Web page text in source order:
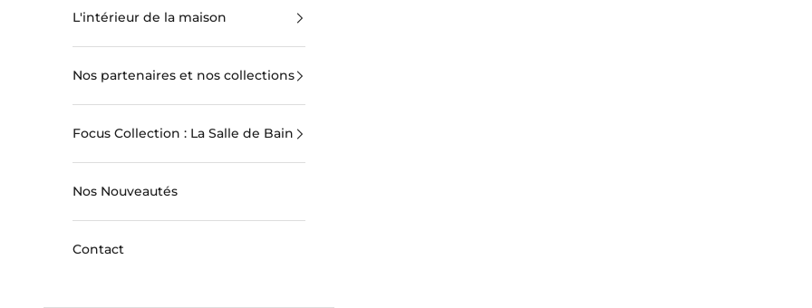
L'intérieur de la maison
Nos partenaires et nos collections
Focus Collection : La Salle de Bain
Nos Nouveautés
Contact